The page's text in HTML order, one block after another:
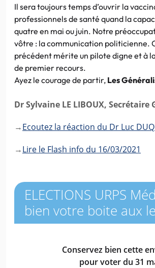
Il sera toujours temps d’ouvrir la
professionnels de santé quand la
quatre en mai ou juin. Notre
vôtre : la communication politicienne.
précédent mérite un pilote digne et à
de premier recours.
Ayez le courage de partir, Les
Dr Sylvaine LE LIBOUX, Secrétaire
→Ecoutez la réaction du Dr Luc
→Lire le Flash info du 16/03/2021
ELECTIONS URPS
bien votre boite aux
Conservez bien cette
pour voter du 31